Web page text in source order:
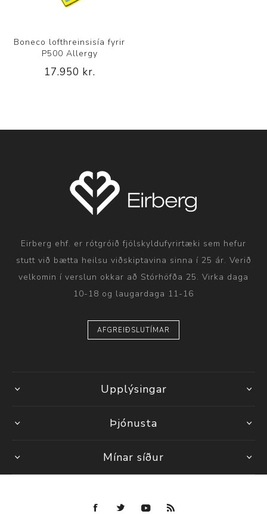
Boneco lofthreinsisía fyrir
P500 Allergy
17.950 kr.
Eirberg ehf. er rótgróið fjölskyldufyrirtæki sem hefur
stutt við bætta heilsu viðskiptavina sinna í 25 ár. Verið
velkomin í verslun okkar að Stórhöfða 25. Virka daga
10-18 og laugardaga 11-16
AFGREIÐSLUTÍMAR
Upplýsingar
Þjónusta
Mínar síður